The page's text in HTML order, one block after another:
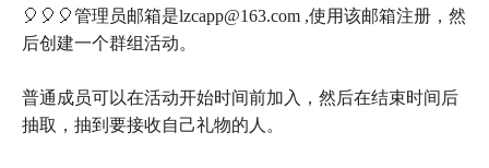
🎈🎈🎈管理员邮箱是lzcapp@163.com ,使用该邮箱注册，然
后创建一个群组活动。
普通成员可以在活动开始时间前加入，然后在结束时间后
抽取，抽到要接收自己礼物的人。